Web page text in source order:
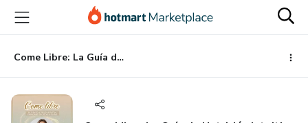
principal
página
de
página
Come Libre: La Guía de Nutrición Intuitiva para Comer sin Dietas ni Culpa